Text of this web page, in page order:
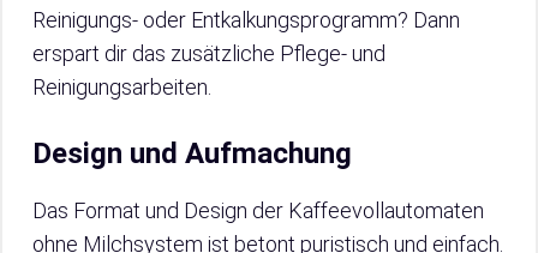
Reinigungs- oder Entkalkungsprogramm? Dann
erspart dir das zusätzliche Pflege- und
Reinigungsarbeiten.
Design und Aufmachung
Das Format und Design der Kaffeevollautomaten
ohne Milchsystem ist betont puristisch und einfach.